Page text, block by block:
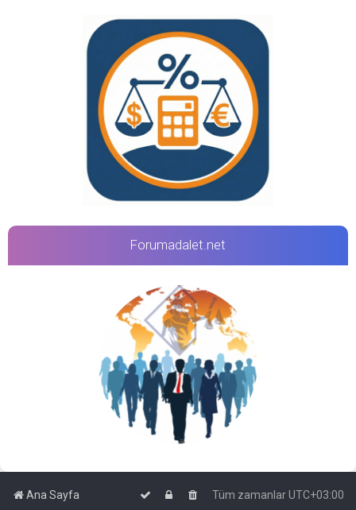
Forumadalet.net
Ana Sayfa Tüm zamanlarUTC+03:00